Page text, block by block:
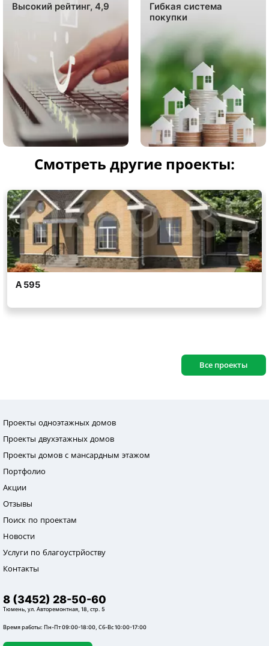
Высокий рейтинг, 4,9
Гибкая система
покупки
Смотреть другие проекты:
Все проекты
Проекты одноэтажных домов
Проекты двухэтажных домов
Проекты домов с мансардным этажом
Портфолио
Акции
Отзывы
Поиск по проектам
Новости
Услуги по благоустрйоству
Контакты
8 (3452) 28-50-60
Тюмень, ул. Авторемонтная, 18, стр. 5
Время работы: Пн-Пт 09:00-18:00, Сб-Вс 10:00-17:00